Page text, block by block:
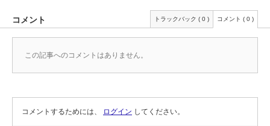
コメント トラックバック ( 0 ) コメント ( 0 )
この記事へのコメントはありません。
コメントするためには、 ログイン してください。